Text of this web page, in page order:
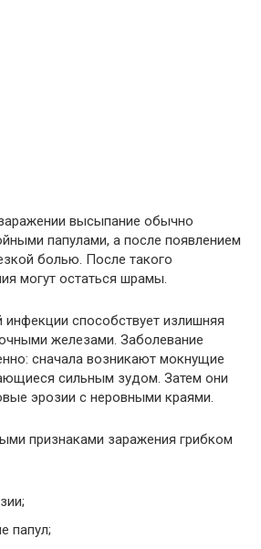
высыпание обычно
папулами, а после появлением
болью. После такого
могут остаться шрамы.
способствует излишняя
железами. Заболевание
сначала возникают мокнущие
сильным зудом. Затем они
эрозии с неровными краями.
признаками заражения грибком
папул;